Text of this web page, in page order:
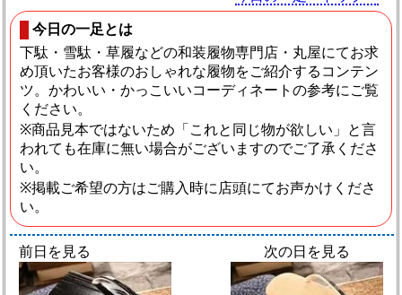
今日の一足とは
下駄・雪駄・草履などの和装履物専門店・丸屋にてお求
め頂いたお客様のおしゃれな履物をご紹介するコンテン
ツ。かわいい・かっこいいコーディネートの参考にご覧
ください。
※商品見本ではないため「これと同じ物が欲しい」と言
われても在庫に無い場合がございますのでご了承くださ
い。
※掲載ご希望の方はご購入時に店頭にてお声かけくださ
い。
前日を見る 次の日を見る